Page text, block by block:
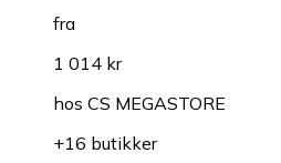
fra
1 014 kr
hos CS MEGASTORE
+16 butikker